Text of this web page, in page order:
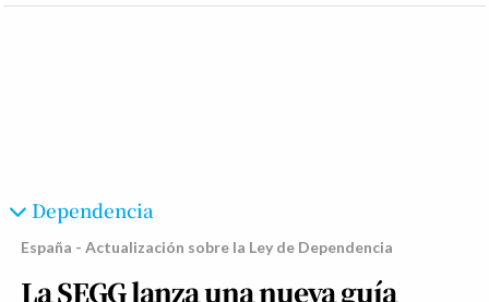
Dependencia
España - Actualización sobre la Ley de Dependencia
La SEGG lanza una nueva guía